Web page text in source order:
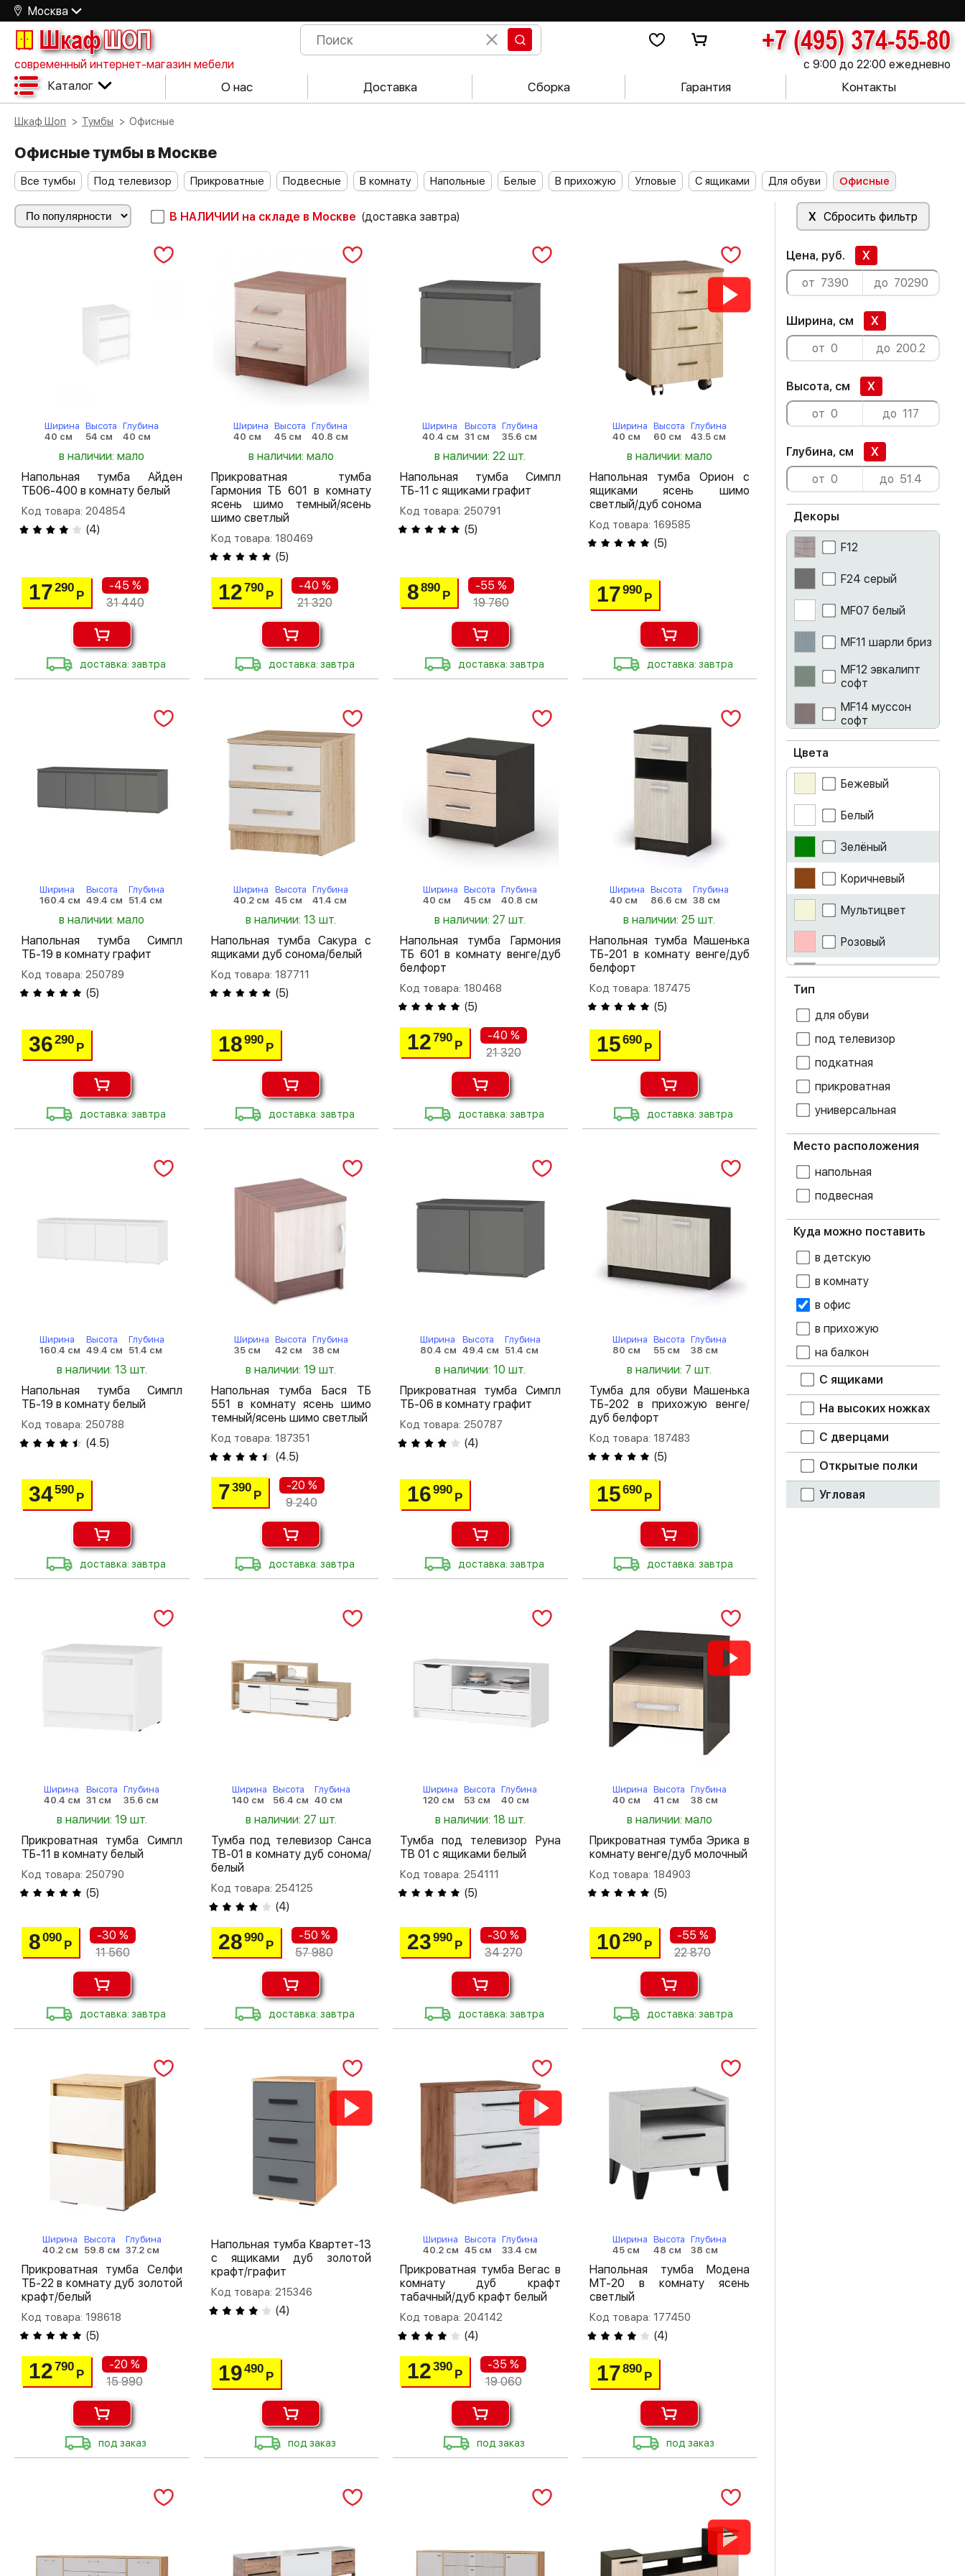
Москва
ШкафШОП +7 (495) 374-55-80
современный интернет-магазин мебели с 9:00 до 22:00 ежедневно
Каталог О нас Доставка Сборка Гарантия Контакты
Шкаф Шоп Тумбы Офисные
Офисные тумбы в Москве
Все тумбы Под телевизор Прикроватные Подвесные В комнату Напольные Белые В прихожую Угловые С ящиками Для обуви Офисные
В НАЛИЧИИ на складе в Москве (доставка завтра)
Ширина
40 см
Высота
54 см
Глубина
40 см
в наличии: мало
Напольная тумба Айден
ТБ06-400 в комнату белый
Код товара: 204854
(4)
17290
Р
-45 %
31 440
доставка: завтра
Ширина
40 см
Высота
45 см
Глубина
40.8 см
в наличии: мало
Прикроватная тумба
Гармония ТБ 601 в комнату
ясень шимо темный/ясень
шимо светлый
Код товара: 180469
(5)
12790
Р
-40 %
21 320
доставка: завтра
Ширина
40.4 см
Высота
31 см
Глубина
35.6 см
в наличии: 22 шт.
Напольная тумба Симпл
ТБ-11 с ящиками графит
Код товара: 250791
(5)
8890
Р
-55 %
19 760
доставка: завтра
Ширина
40 см
Высота
60 см
Глубина
43.5 см
в наличии: мало
Напольная тумба Орион с
ящиками ясень шимо
светлый/дуб сонома
Код товара: 169585
(5)
17990
Р
доставка: завтра
Ширина
160.4 см
Высота
49.4 см
Глубина
51.4 см
в наличии: мало
Напольная тумба Симпл
ТБ-19 в комнату графит
Код товара: 250789
(5)
36290
Р
доставка: завтра
Ширина
40.2 см
Высота
45 см
Глубина
41.4 см
в наличии: 13 шт.
Напольная тумба Сакура с
ящиками дуб сонома/белый
Код товара: 187711
(5)
18990
Р
доставка: завтра
Ширина
40 см
Высота
45 см
Глубина
40.8 см
в наличии: 27 шт.
Напольная тумба Гармония
ТБ 601 в комнату венге/дуб
белфорт
Код товара: 180468
(5)
12790
Р
-40 %
21 320
доставка: завтра
Ширина
40 см
Высота
86.6 см
Глубина
38 см
в наличии: 25 шт.
Напольная тумба Машенька
ТБ-201 в комнату венге/дуб
белфорт
Код товара: 187475
(5)
15690
Р
доставка: завтра
Ширина
160.4 см
Высота
49.4 см
Глубина
51.4 см
в наличии: 13 шт.
Напольная тумба Симпл
ТБ-19 в комнату белый
Код товара: 250788
(4.5)
34590
Р
доставка: завтра
Ширина
35 см
Высота
42 см
Глубина
38 см
в наличии: 19 шт.
Напольная тумба Бася ТБ
551 в комнату ясень шимо
темный/ясень шимо светлый
Код товара: 187351
(4.5)
7390
Р
-20 %
9 240
доставка: завтра
Ширина
80.4 см
Высота
49.4 см
Глубина
51.4 см
в наличии: 10 шт.
Прикроватная тумба Симпл
ТБ-06 в комнату графит
Код товара: 250787
(4)
16990
Р
доставка: завтра
Ширина
80 см
Высота
55 см
Глубина
38 см
в наличии: 7 шт.
Тумба для обуви Машенька
ТБ-202 в прихожую венге/
дуб белфорт
Код товара: 187483
(5)
15690
Р
доставка: завтра
Ширина
40.4 см
Высота
31 см
Глубина
35.6 см
в наличии: 19 шт.
Прикроватная тумба Симпл
ТБ-11 в комнату белый
Код товара: 250790
(5)
8090
Р
-30 %
11 560
доставка: завтра
Ширина
140 см
Высота
56.4 см
Глубина
40 см
в наличии: 27 шт.
Тумба под телевизор Санса
ТВ-01 в комнату дуб сонома/
белый
Код товара: 254125
(4)
28990
Р
-50 %
57 980
доставка: завтра
Ширина
120 см
Высота
53 см
Глубина
40 см
в наличии: 18 шт.
Тумба под телевизор Руна
ТВ 01 с ящиками белый
Код товара: 254111
(5)
23990
Р
-30 %
34 270
доставка: завтра
Ширина
40 см
Высота
41 см
Глубина
38 см
в наличии: мало
Прикроватная тумба Эрика в
комнату венге/дуб молочный
Код товара: 184903
(5)
10290
Р
-55 %
22 870
доставка: завтра
Ширина
40.2 см
Высота
59.8 см
Глубина
37.2 см
Прикроватная тумба Селфи
ТБ-22 в комнату дуб золотой
крафт/белый
Код товара: 198618
(5)
12790
Р
-20 %
15 990
под заказ
Напольная тумба Квартет-13
с ящиками дуб золотой
крафт/графит
Код товара: 215346
(4)
19490
Р
под заказ
Ширина
40.2 см
Высота
45 см
Глубина
33.4 см
Прикроватная тумба Вегас в
комнату дуб крафт
табачный/дуб крафт белый
Код товара: 204142
(4)
12390
Р
-35 %
19 060
под заказ
Ширина
45 см
Высота
48 см
Глубина
38 см
Напольная тумба Модена
МТ-20 в комнату ясень
светлый
Код товара: 177450
(4)
17890
Р
под заказ
X Сбросить фильтр
Цена, руб. X
Ширина, см X
Высота, см X
Глубина, см X
Декоры
F12
F24 серый
MF07 белый
MF11 шарли бриз
MF12 эвкалипт
софт
MF14 муссон
софт
ателье светлое
белый
белый глянец
белый лак
белый снег
бетон
бриз
Гранит лофт
графит
дуб белфорт
дуб бомонд
дуб делано
крафт
дуб канадский
дуб каньон
дуб крафт серый
дуб крафт
дуб молочный
дуб сонома
Цвета
Бежевый
Белый
Зелёный
Коричневый
Мультицвет
Розовый
Чёрный
Тип
для обуви
под телевизор
подкатная
прикроватная
универсальная
Место расположения
напольная
подвесная
Куда можно поставить
в детскую
в комнату
в офис
в прихожую
на балкон
С ящиками
На высоких ножках
С дверцами
Открытые полки
Угловая